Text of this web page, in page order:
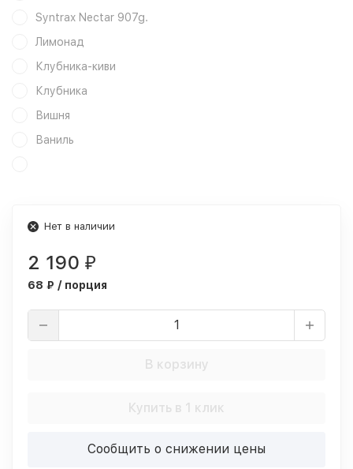
Syntrax Nectar 907g.
Лимонад
Клубника-киви
Клубника
Вишня
Ваниль
Нет в наличии
2 190 ₽
68 ₽ / порция
В корзину
Купить в 1 клик
Сообщить о снижении цены